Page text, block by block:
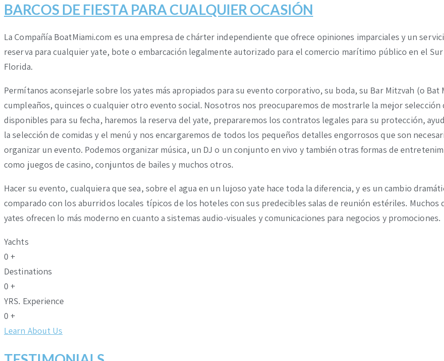
BARCOS DE FIESTA PARA CUALQUIER OCASIÓN
La Compañía BoatMiami.com es una empresa de chárter independiente que ofrece opiniones imparciales y un
reserva para cualquier yate, bote o embarcación legalmente autorizado para el comercio marítimo público en el
Florida.
Permítanos aconsejarle sobre los yates más apropiados para su evento corporativo, su boda, su Bar Mitzvah (o Bat
cumpleaños, quinces o cualquier otro evento social. Nosotros nos preocuparemos de mostrarle la mejor selección
disponibles para su fecha, haremos la reserva del yate, prepararemos los contratos legales para su protección,
la selección de comidas y el menú y nos encargaremos de todos los pequeños detalles engorrosos que son
organizar un evento. Podemos organizar música, un DJ o un conjunto en vivo y también otras formas de
como juegos de casino, conjuntos de bailes y muchos otros.
Hacer su evento, cualquiera que sea, sobre el agua en un lujoso yate hace toda la diferencia, y es un cambio
comparado con los aburridos locales típicos de los hoteles con sus predecibles salas de reunión estériles. Muchos
yates ofrecen lo más moderno en cuanto a sistemas audio-visuales y comunicaciones para negocios y promociones.
Yachts
0 +
Destinations
0 +
YRS. Experience
0 +
Learn About Us